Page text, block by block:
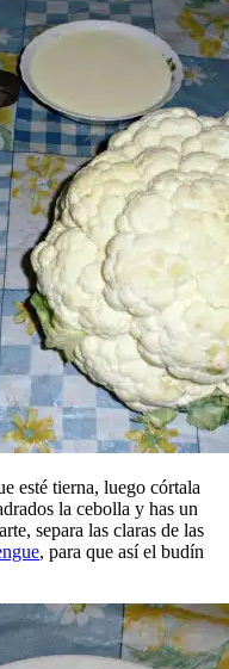
esté tierna, luego córtala
la cebolla y has un
separa las claras de las
, para que así el budín